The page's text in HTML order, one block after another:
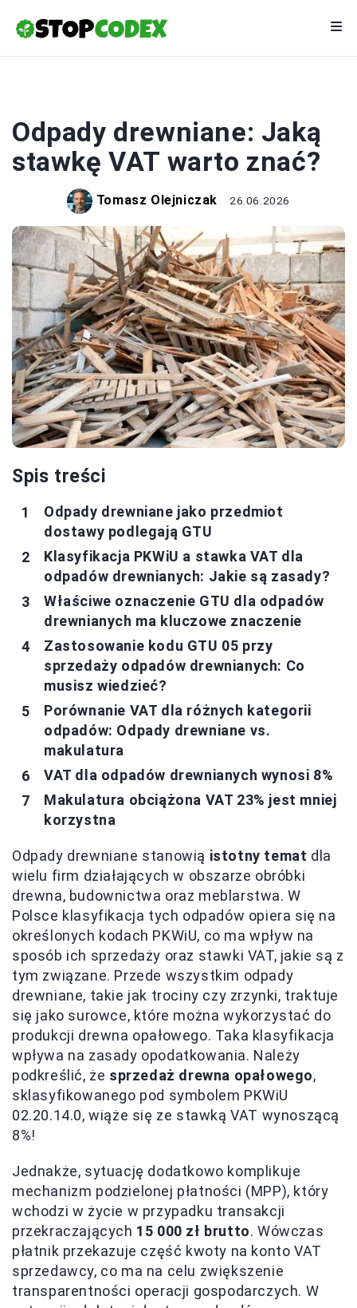
Odpady drewniane: Jaką
stawkę VAT warto znać?
Tomasz Olejniczak 26.06.2026
Spis treści
Odpady drewniane jako przedmiot
dostawy podlegają GTU
Klasyfikacja PKWiU a stawka VAT dla
odpadów drewnianych: Jakie są zasady?
Właściwe oznaczenie GTU dla odpadów
drewnianych ma kluczowe znaczenie
Zastosowanie kodu GTU 05 przy
sprzedaży odpadów drewnianych: Co
musisz wiedzieć?
Porównanie VAT dla różnych kategorii
odpadów: Odpady drewniane vs.
makulatura
VAT dla odpadów drewnianych wynosi 8%
Makulatura obciążona VAT 23% jest mniej
korzystna
Odpady drewniane stanowią istotny temat dla
wielu firm działających w obszarze obróbki
drewna, budownictwa oraz meblarstwa. W
Polsce klasyfikacja tych odpadów opiera się na
określonych kodach PKWiU, co ma wpływ na
sposób ich sprzedaży oraz stawki VAT, jakie są z
tym związane. Przede wszystkim odpady
drewniane, takie jak trociny czy zrzynki, traktuje
się jako surowce, które można wykorzystać do
produkcji drewna opałowego. Taka klasyfikacja
wpływa na zasady opodatkowania. Należy
podkreślić, że sprzedaż drewna opałowego,
sklasyfikowanego pod symbolem PKWiU
02.20.14.0, wiąże się ze stawką VAT wynoszącą
8%!
Jednakże, sytuację dodatkowo komplikuje
mechanizm podzielonej płatności (MPP), który
wchodzi w życie w przypadku transakcji
przekraczających 15 000 zł brutto. Wówczas
płatnik przekazuje część kwoty na konto VAT
sprzedawcy, co ma na celu zwiększenie
transparentności operacji gospodarczych. W